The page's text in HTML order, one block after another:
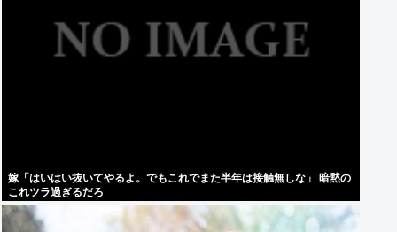
嫁「はいはい抜いてやるよ。でもこれでまた半年は接触無しな」 暗黙の
これツラ過ぎるだろ